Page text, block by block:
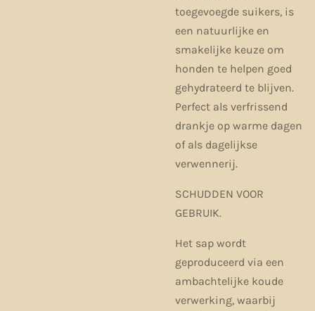
toegevoegde suikers, is
een natuurlijke en
smakelijke keuze om
honden te helpen goed
gehydrateerd te blijven.
Perfect als verfrissend
drankje op warme dagen
of als dagelijkse
verwennerij.
SCHUDDEN VOOR
GEBRUIK.
Het sap wordt
geproduceerd via een
ambachtelijke koude
verwerking, waarbij